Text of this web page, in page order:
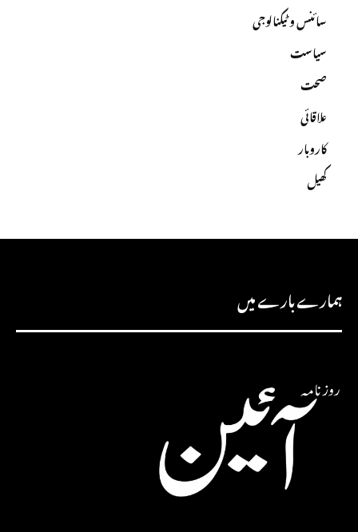
سائنس و ٹیکنالوجی
سیاست
صحت
علاقائی
کاروبار
کھیل
ہمارے بارے میں